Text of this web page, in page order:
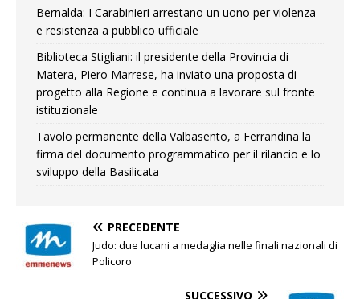
Bernalda: I Carabinieri arrestano un uono per violenza
e resistenza a pubblico ufficiale
Biblioteca Stigliani: il presidente della Provincia di
Matera, Piero Marrese, ha inviato una proposta di
progetto alla Regione e continua a lavorare sul fronte
istituzionale
Tavolo permanente della Valbasento, a Ferrandina la
firma del documento programmatico per il rilancio e lo
sviluppo della Basilicata
PRECEDENTE
Judo: due lucani a medaglia nelle finali nazionali di
Policoro
SUCCESSIVO